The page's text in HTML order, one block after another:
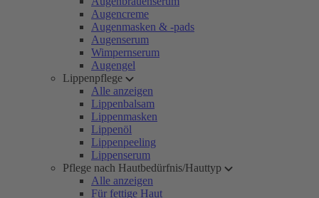
Augencreme
Augenmasken & -pads
Augenserum
Wimpernserum
Augengel
Lippenpflege
Alle anzeigen
Lippenbalsam
Lippenmasken
Lippenöl
Lippenpeeling
Lippenserum
Pflege nach Hautbedürfnis/Hauttyp
Alle anzeigen
Für fettige Haut